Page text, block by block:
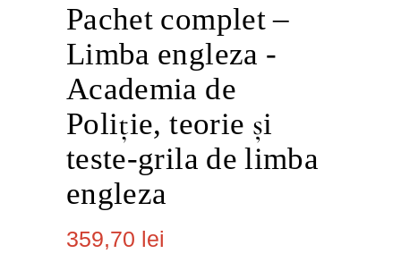
Pachet complet –
Limba engleza -
Academia de
Poliție, teorie și
teste-grila de limba
engleza
359,70 lei